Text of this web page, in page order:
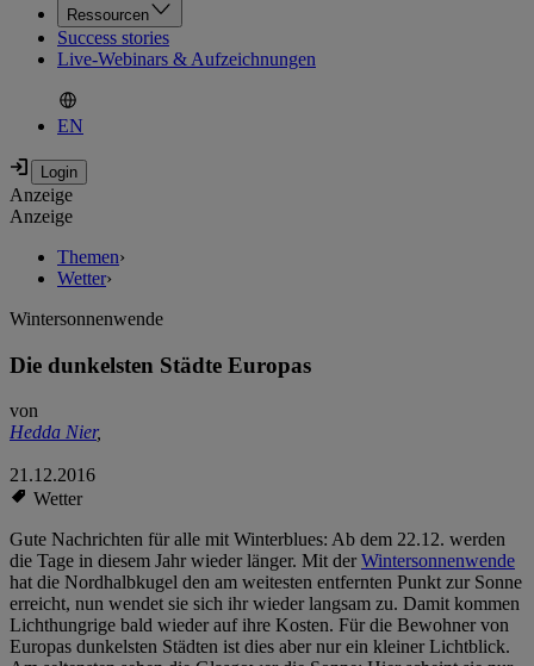
Ressourcen
Success stories
Live-Webinars & Aufzeichnungen
EN
Anzeige
Anzeige
Themen›
Wetter›
Wintersonnenwende
Die dunkelsten Städte Europas
von
Hedda Nier,
21.12.2016
Wetter
Gute Nachrichten für alle mit Winterblues: Ab dem 22.12. werden
die Tage in diesem Jahr wieder länger. Mit derWintersonnenwende
hat die Nordhalbkugel den am weitesten entfernten Punkt zur Sonne
erreicht, nun wendet sie sich ihr wieder langsam zu. Damit kommen
Lichthungrige bald wieder auf ihre Kosten. Für die Bewohner von
Europas dunkelsten Städten ist dies aber nur ein kleiner Lichtblick.